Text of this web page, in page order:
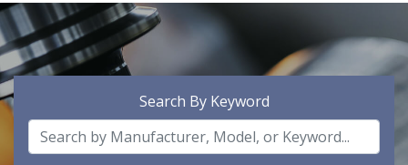
Search By Keyword